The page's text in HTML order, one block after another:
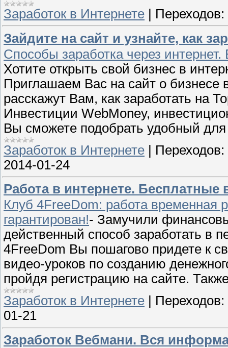
Заработок в Интернете
Переходов:
Зайдите на сайт и узнайте, как
Способы заработка через
Хотите открыть свой бизнес в
Приглашаем Вас на сайт о бизнесе
расскажут Вам, как заработать на
Инвестиции WebMoney,
Вы сможете подобрать удобный для
Заработок в Интернете
Переходов:
2014-01-24
Работа в интернете. Бесплатные
Клуб 4FreeDom: работа
гарантирован!- Замучили
действенный способ заработать в
4FreeDom Вы пошагово придете к
видео-уроков по созданию
пройдя регистрацию на сайте.
Заработок в Интернете
Переходов:
01-21
Заработок Вебмани. Вся